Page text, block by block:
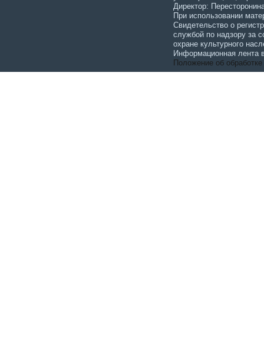
Директор:
При использовании
Свидетельство о
службой по надзору за
охране культурного
Информационная лента
Положение об